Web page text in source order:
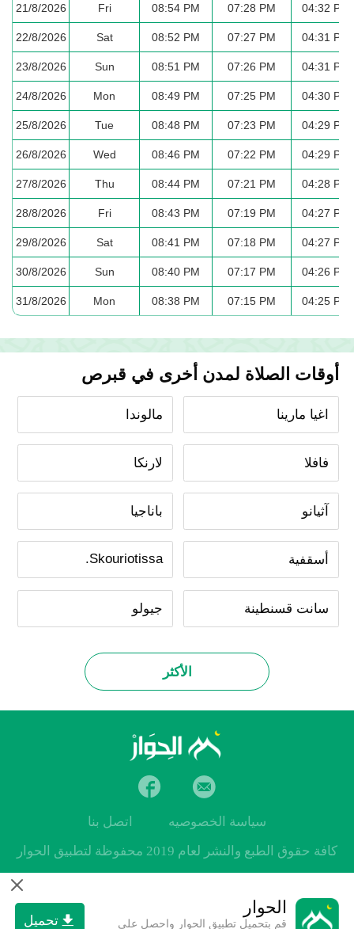
21/8/2026 Fri 08:54 PM 07:28 PM 04:32 PM
22/8/2026 Sat 08:52 PM 07:27 PM 04:31 PM
23/8/2026 Sun 08:51 PM 07:26 PM 04:31 PM
24/8/2026 Mon 08:49 PM 07:25 PM 04:30 PM
25/8/2026 Tue 08:48 PM 07:23 PM 04:29 PM
26/8/2026 Wed 08:46 PM 07:22 PM 04:29 PM
27/8/2026 Thu 08:44 PM 07:21 PM 04:28 PM
28/8/2026 Fri 08:43 PM 07:19 PM 04:27 PM
29/8/2026 Sat 08:41 PM 07:18 PM 04:27 PM
30/8/2026 Sun 08:40 PM 07:17 PM 04:26 PM
31/8/2026 Mon 08:38 PM 07:15 PM 04:25 PM
أوقات الصلاة لمدن أخرى في قبرص
اغيا مارينا مالوندا
فافلا لارنكا
آثيانو باناجيا
أسقفية Skouriotissa.
سانت قسنطينة جيولو
الأكثر
الحوار
قم بتحميل تطبيق الحوار واحصل على تحميل
سياسة الخصوصيه
اتصل بنا
كافة حقوق الطبع والنشر لعام 2019 محفوظة لتطبيق الحوار